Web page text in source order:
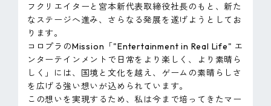
フクリエイターと宮本新代表取締役社長のもと、新た
なステージへ進み、さらなる発展を遂げようとしてお
ります。
コロプラのMission「"Entertainment in Real Life" エ
ンターテインメントで日常をより楽しく、より素晴ら
しく」には、国境と文化を越え、ゲームの素晴らしさ
を広げる強い想いが込められています。
この想いを実現するため、私は今まで培ってきたマー